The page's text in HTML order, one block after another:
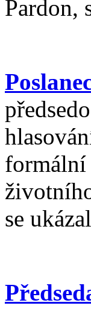
Pardon,
se